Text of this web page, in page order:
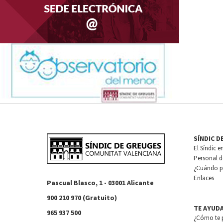
Pascual Blasco, 1 - 03001 Alicante
900 210 970 (Gratuito)
965 937 500
SÍNDIC
El Síndic
Personal
¿Cuándo
Enlaces
TE
¿Cómo te